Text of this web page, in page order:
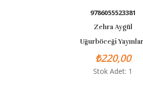
9786055523381
Zehra Aygül
Uğurböceği Yayınları
₺220,00
Stok Adet: 1